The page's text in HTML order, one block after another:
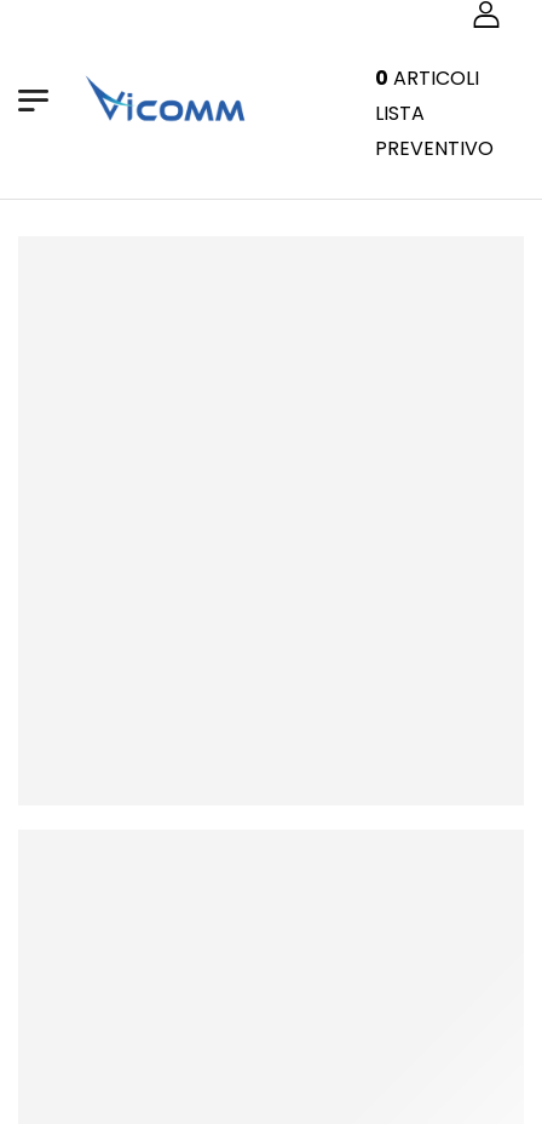
0 ARTICOLI
LISTA
PREVENTIVO